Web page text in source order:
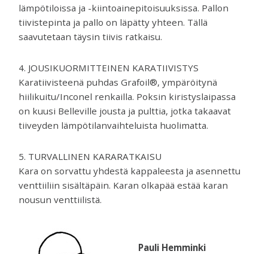
lämpötiloissa ja -kiintoainepitoisuuksissa. Pallon
tiivistepinta ja pallo on läpätty yhteen. Tällä
saavutetaan täysin tiivis ratkaisu.
4. JOUSIKUORMITTEINEN KARATIIVISTYS
Karatiivisteenä puhdas Grafoil®, ympäröitynä
hiilikuitu/Inconel renkailla. Poksin kiristyslaipassa
on kuusi Belleville jousta ja pulttia, jotka takaavat
tiiveyden lämpötilanvaihteluista huolimatta.
5. TURVALLINEN KARARATKAISU
Kara on sorvattu yhdestä kappaleesta ja asennettu
venttiiliin sisältäpäin. Karan olkapää estää karan
nousun venttiilistä.
Pauli Hemminki